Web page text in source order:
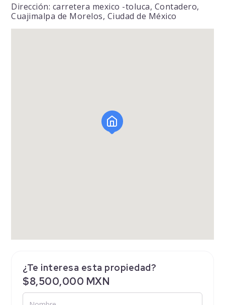
¿Te interesa esta propiedad?
$8,500,000 MXN
Dirección: carretera mexico -toluca, Contadero,
Cuajimalpa de Morelos, Ciudad de México